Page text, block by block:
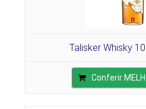
Talisker Whisky
Conferir